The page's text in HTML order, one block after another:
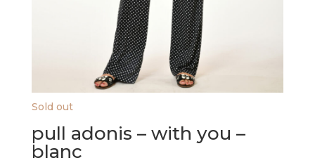
Sold out
pull adonis – with you –
blanc